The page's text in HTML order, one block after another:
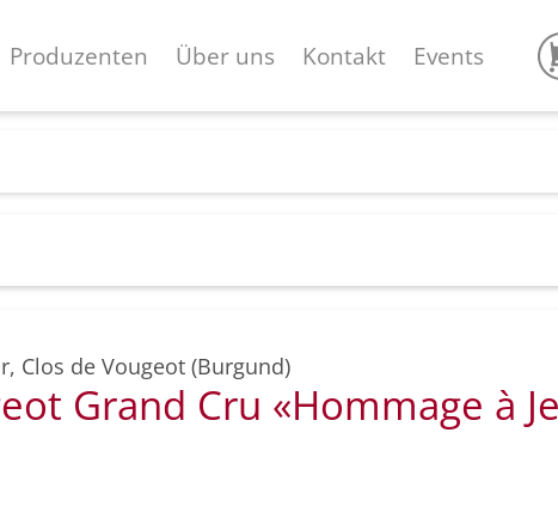
Produzenten Über uns Kontakt Events
, Clos de Vougeot (Burgund)
Grand Cru «Hommage à